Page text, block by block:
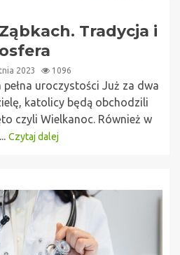
Tradycja i
2023 1096
uroczystości Już za dwa
katolicy będą obchodzili
czyli Wielkanoc. Również w
Czytaj dalej